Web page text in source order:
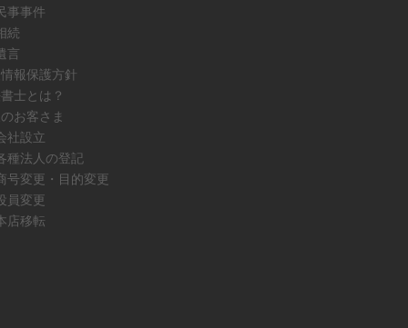
事事件
続
言
報保護方針
士とは？
お客さま
社設立
種法人の登記
号変更・目的変更
員変更
店移転